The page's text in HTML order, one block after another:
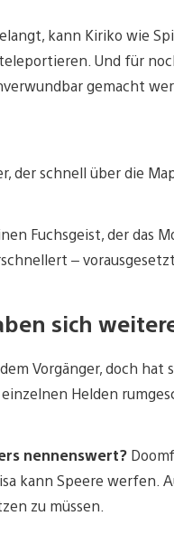
kann Kiriko wie
Und für
gemacht
der schnell über die
Fuchsgeist, der das
–
sich
Vorgänger, doch
Helden
nennenswert?
kann Speere werfen.
zu müssen.